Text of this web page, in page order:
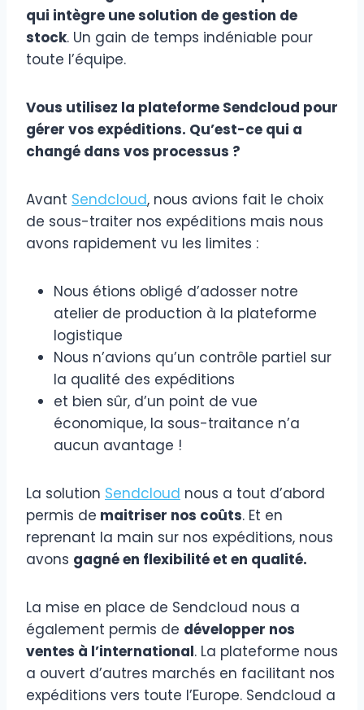
qui intègre une solution de gestion de
stock. Un gain de temps indéniable pour
toute l’équipe.
Vous utilisez la plateforme Sendcloud pour
gérer vos expéditions. Qu’est-ce qui a
changé dans vos processus ?
Avant Sendcloud, nous avions fait le choix
de sous-traiter nos expéditions mais nous
avons rapidement vu les limites :
Nous étions obligé d’adosser notre
atelier de production à la plateforme
logistique
Nous n’avions qu’un contrôle partiel sur
la qualité des expéditions
et bien sûr, d’un point de vue
économique, la sous-traitance n’a
aucun avantage !
La solution Sendcloud nous a tout d’abord
permis de maitriser nos coûts. Et en
reprenant la main sur nos expéditions, nous
avons gagné en flexibilité et en qualité.
La mise en place de Sendcloud nous a
également permis de développer nos
ventes à l’international. La plateforme nous
a ouvert d’autres marchés en facilitant nos
expéditions vers toute l’Europe. Sendcloud a